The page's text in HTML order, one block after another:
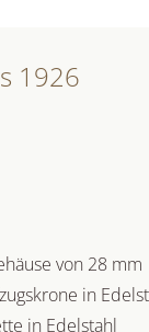
1926
von 28 mm
in
in Edelstahl